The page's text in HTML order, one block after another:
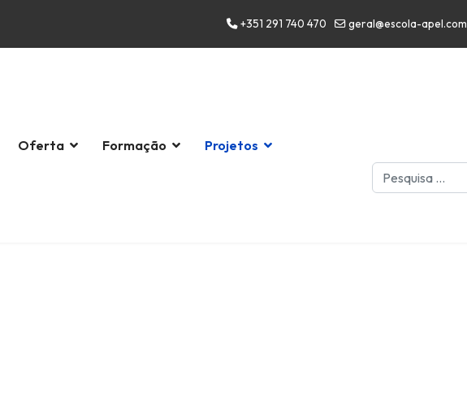
+351 291 740 470 geral@escola-apel.com
Oferta Formação Projetos
Pesquisar